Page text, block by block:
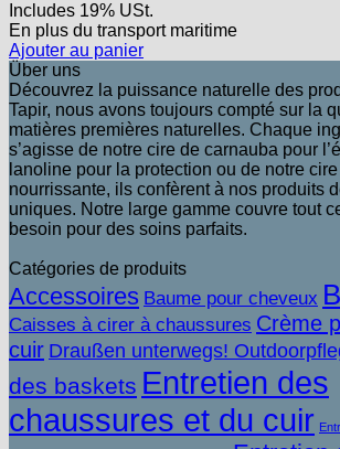
initial
était :
41,80 €.
actuel
est :
38,00 €.
Includes 19% USt.
En plus du transportmaritime
Ajouter au panier
Über uns
Découvrez la puissance naturelle des
Tapir, nous avons toujours compté sur la
matières premières naturelles. Chaque
s’agisse de notre cire de carnauba pour
lanoline pour la protection ou de notre
nourrissante, ils confèrent à nos produits
uniques. Notre large gamme couvre tout
besoin pour des soins parfaits.
Catégories de produits
Accessoires Baume pour cheveux
Caisses à cirer à chaussures Crème
cuir Draußen unterwegs!
des baskets Entretien des
chaussures et du cuir